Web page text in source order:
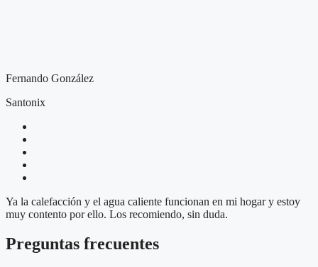
Fernando González
Santonix
Ya la calefacción y el agua caliente funcionan en mi hogar y estoy
muy contento por ello. Los recomiendo, sin duda.
Preguntas frecuentes